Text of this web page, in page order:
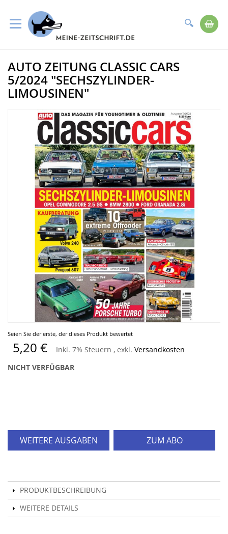
Suche
zum
Inhalt
Seien Sie der erste, der dieses Produkt bewertet
5,20 € Inkl. 7% Steuern , exkl. Versandkosten
NICHT VERFÜGBAR
WEITERE AUSGABEN ZUM ABO
PRODUKTBESCHREIBUNG
WEITERE DETAILS
Zum
Ende
der
Bildergalerie
AUTO ZEITUNG CLASSIC CARS
5/2024 "SECHSZYLINDER-
LIMOUSINEN"
Zum
Anfang
der
Bildergalerie
springen